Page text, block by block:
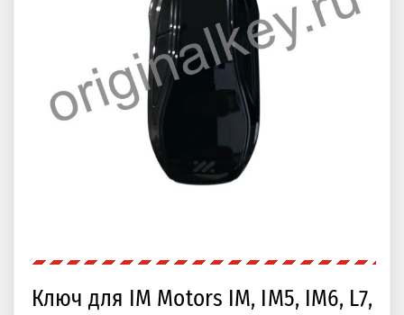
Ключ для IM Motors IM, IM5, IM6, L7,